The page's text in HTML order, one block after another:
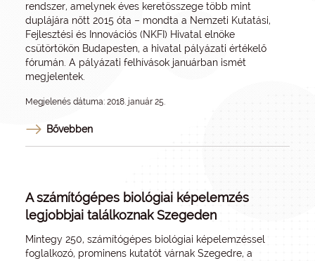
rendszer, amelynek éves keretösszege több mint
duplájára nőtt 2015 óta – mondta a Nemzeti Kutatási,
Fejlesztési és Innovációs (NKFI) Hivatal elnöke
csütörtökön Budapesten, a hivatal pályázati értékelő
fórumán. A pályázati felhívások januárban ismét
megjelentek.
Megjelenés dátuma: 2018. január 25.
Bővebben
A számítógépes biológiai képelemzés
legjobbjai találkoznak Szegeden
Mintegy 250, számítógépes biológiai képelemzéssel
foglalkozó, prominens kutatót várnak Szegedre, a